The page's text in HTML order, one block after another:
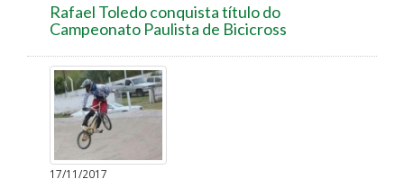
Rafael Toledo conquista título do
Campeonato Paulista de Bicicross
17/11/2017